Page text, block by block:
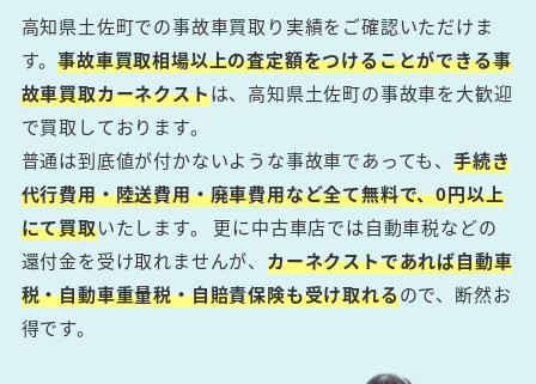
高知県土佐町での事故車買取り実績をご確認いただけま
す。事故車買取相場以上の査定額をつけることができる事
故車買取カーネクストは、高知県土佐町の事故車を大歓迎
で買取しております。
普通は到底値が付かないような事故車であっても、手続き
代行費用・陸送費用・廃車費用など全て無料で、0円以上
にて買取いたします。 更に中古車店では自動車税などの
還付金を受け取れませんが、カーネクストであれば自動車
税・自動車重量税・自賠責保険も受け取れるので、断然お
得です。